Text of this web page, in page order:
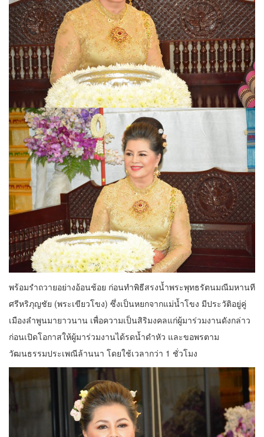
พร้อมรำถวายอย่างอ้อนช้อย ก่อนทำพิธีสรงน้ำพระพุทธรัตนมณีมหานที
ศรีหริภุญชัย (พระเขียวโขง) ซึ่งเป็นหยกจากแม่น้ำโขง มีประวัติอยู่คู่
เมืองลำพูนมายาวนาน เพื่อความเป็นสิริมงคลแก่ผู้มาร่วมงานดังกล่าว
ก่อนเปิดโอกาสให้ผู้มาร่วมงานได้รดน้ำดำหัว และขอพรตาม
วัฒนธรรมประเพณีล้านนา โดยใช้เวลากว่า 1 ชั่วโมง